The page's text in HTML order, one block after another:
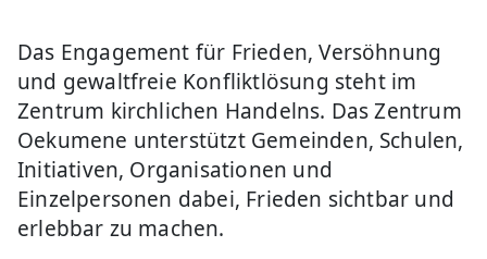
Das Engagement für Frieden, Versöhnung
und gewaltfreie Konfliktlösung steht im
Zentrum kirchlichen Handelns. Das Zentrum
Oekumene unterstützt Gemeinden, Schulen,
Initiativen, Organisationen und
Einzelpersonen dabei, Frieden sichtbar und
erlebbar zu machen.